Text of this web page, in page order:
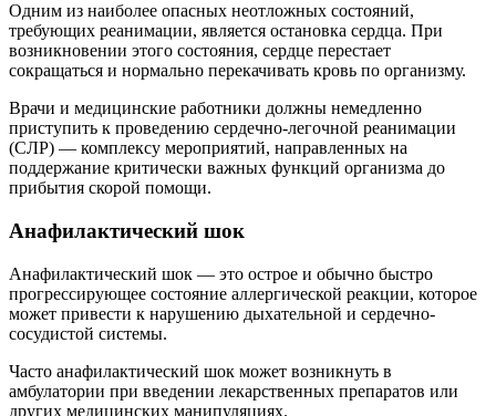
Одним из наиболее опасных неотложных состояний,
требующих реанимации, является остановка сердца. При
возникновении этого состояния, сердце перестает
сокращаться и нормально перекачивать кровь по организму.
Врачи и медицинские работники должны немедленно
приступить к проведению сердечно-легочной реанимации
(СЛР) — комплексу мероприятий, направленных на
поддержание критически важных функций организма до
прибытия скорой помощи.
Анафилактический шок
Анафилактический шок — это острое и обычно быстро
прогрессирующее состояние аллергической реакции, которое
может привести к нарушению дыхательной и сердечно-
сосудистой системы.
Часто анафилактический шок может возникнуть в
амбулатории при введении лекарственных препаратов или
других медицинских манипуляциях.